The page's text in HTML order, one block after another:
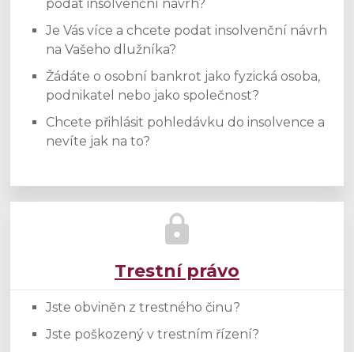
podat insolvenční návrh?
Je Vás více a chcete podat insolvenční návrh
na Vašeho dlužníka?
Žádáte o osobní bankrot jako fyzická osoba,
podnikatel nebo jako společnost?
Chcete přihlásit pohledávku do insolvence a
nevíte jak na to?
Trestní právo
Jste obviněn z trestného činu?
Jste poškozený v trestním řízení?